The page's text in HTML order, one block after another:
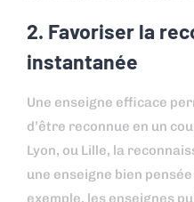
2. Favoriser la
instantanée
Une enseigne efficace
d’être reconnue en un
Lyon, ou Lille, la
une enseigne bien
exemple, les enseignes